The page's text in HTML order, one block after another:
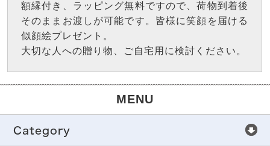
額縁付き、ラッピング無料ですので、荷物到着後
そのままお渡しが可能です。皆様に笑顔を届ける
似顔絵プレゼント。
大切な人への贈り物、ご自宅用に検討ください。
MENU
Category